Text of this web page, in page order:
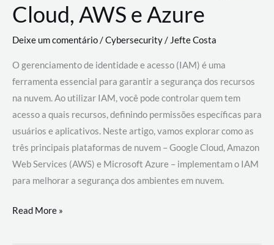
Cloud, AWS e Azure
Deixe um comentário/Cybersecurity/ Jefte Costa
O gerenciamento de identidade e acesso (IAM) é uma
ferramenta essencial para garantir a segurança dos recursos
na nuvem. Ao utilizar IAM, você pode controlar quem tem
acesso a quais recursos, definindo permissões específicas para
usuários e aplicativos. Neste artigo, vamos explorar como as
três principais plataformas de nuvem – Google Cloud, Amazon
Web Services (AWS) e Microsoft Azure – implementam o IAM
para melhorar a segurança dos ambientes em nuvem.
Gerenciamento
Read More »